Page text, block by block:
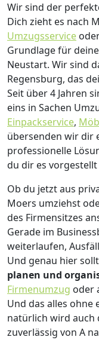
Wir sind der
Dich zieht es nach
Umzugsservice
Grundlage für
Neustart. Wir sind
Regensburg, das
Seit über 4 Jahren
eins in Sachen
Einpackservice,
übersenden wir dir
professionelle
du dir es vorgestellt
Ob du jetzt aus
Moers umziehst
des Firmensitzes
Gerade im
weiterlaufen,
Und genau hier
planen und
Firmenumzug oder
Und das alles
natürlich wird auch
zuverlässig von A